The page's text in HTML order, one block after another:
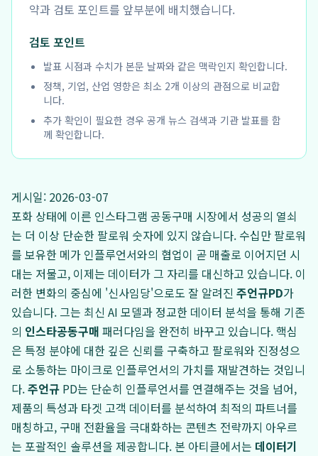
약과 검토 포인트를 앞부분에 배치했습니다.
검토 포인트
발표 시점과 수치가 본문 날짜와 같은 맥락인지 확인합니다.
정책, 기업, 산업 영향은 최소 2개 이상의 관점으로 비교합
니다.
추가 확인이 필요한 경우 공개 뉴스 검색과 기관 발표를 함
께 확인합니다.
게시일: 2026-03-07
포화 상태에 이른 인스타그램 공동구매 시장에서 성공의 열쇠
는 더 이상 단순한 팔로워 숫자에 있지 않습니다. 수십만 팔로워
를 보유한 메가 인플루언서와의 협업이 곧 매출로 이어지던 시
대는 저물고, 이제는 데이터가 그 자리를 대신하고 있습니다. 이
러한 변화의 중심에 '신사임당'으로도 잘 알려진 주언규PD가
있습니다. 그는 최신 AI 모델과 정교한 데이터 분석을 통해 기존
의 인스타공동구매 패러다임을 완전히 바꾸고 있습니다. 핵심
은 특정 분야에 대한 깊은 신뢰를 구축하고 팔로워와 진정성으
로 소통하는 마이크로 인플루언서의 가치를 재발견하는 것입니
다.주언규 PD는 단순히 인플루언서를 연결해주는 것을 넘어,
제품의 특성과 타겟 고객 데이터를 분석하여 최적의 파트너를
매칭하고, 구매 전환율을 극대화하는 콘텐츠 전략까지 아우르
는 포괄적인 솔루션을 제공합니다. 본 아티클에서는 데이터기